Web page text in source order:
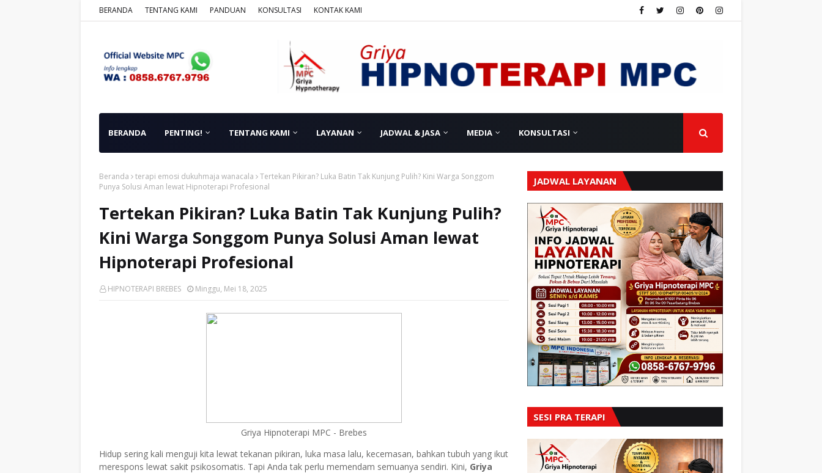
BERANDA TENTANG KAMI PANDUAN KONSULTASI KONTAK KAMI
BERANDA PENTING! TENTANG KAMI LAYANAN JADWAL & JASA MEDIA KONSULTASI
Beranda terapi emosi dukuhmaja wanacala
Tertekan Pikiran? Luka Batin Tak Kunjung Pulih? Kini Warga Songgom
Punya Solusi Aman lewat Hipnoterapi Profesional
Tertekan Pikiran? Luka Batin Tak Kunjung Pulih?
Kini Warga Songgom Punya Solusi Aman lewat
Hipnoterapi Profesional
HIPNOTERAPI BREBES Minggu, Mei 18, 2025
Griya Hipnoterapi MPC - Brebes
Hidup sering kali menguji kita lewat tekanan pikiran, luka masa lalu, kecemasan, bahkan tubuh yang ikut
merespons lewat sakit psikosomatis. Tapi Anda tak perlu memendam semuanya sendiri. Kini, Griya
JADWAL LAYANAN
SESI PRA TERAPI